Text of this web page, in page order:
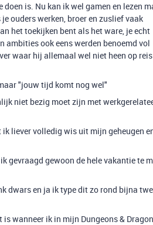
is. Nu kan ik wel gamen en lezen
ouders werken, broer en zuslief vaak
het toekijken bent als het ware, je echt
ook eens werden benoemd vol
waar hij allemaal wel niet heen op
"jouw tijd komt nog wel"
niet bezig moet zijn met
liever volledig wis uit mijn geheugen
gevraagd gewoon de hele vakantie te
dwars en ja ik type dit zo rond bijna
wanneer ik in mijn Dungeons &